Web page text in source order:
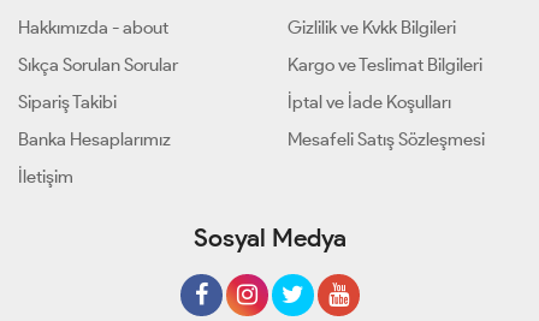
Hakkımızda - about
Sıkça Sorulan Sorular
Sipariş Takibi
Banka Hesaplarımız
İletişim
Gizlilik ve Kvkk Bilgileri
Kargo ve Teslimat Bilgileri
İptal ve İade Koşulları
Mesafeli Satış Sözleşmesi
Sosyal Medya